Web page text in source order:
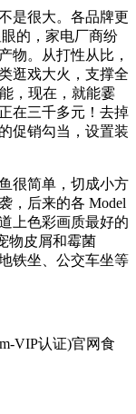
是很大。各品牌更
的，家电厂商纷
物。从打性从比，
逛戏大火，支撑全
，现在，就能霎
在三千多元！去掉
促销勾当，设置装
很简单，切成小方
，后来的各 Model
上色彩画质最好的
物皮屑和霉菌
铁坐、公交车坐等
VIP认证)官网食